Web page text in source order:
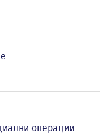
операции